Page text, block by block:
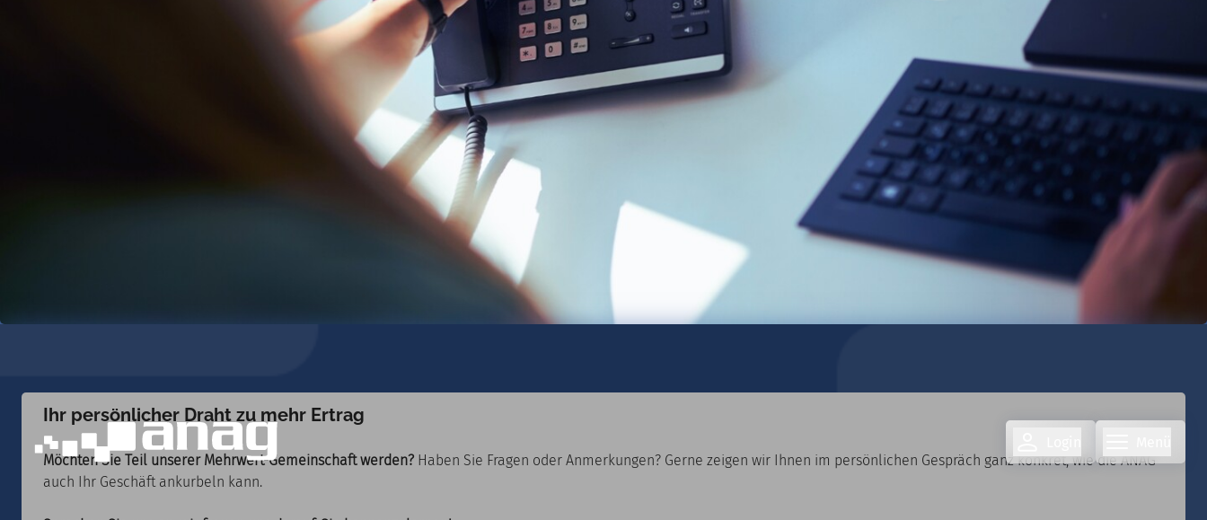
Ihr persönlicher Draht zu mehr Ertrag
Möchten Sie Teil unserer Mehrwert-Gemeinschaft werden? Haben Sie Fragen oder Anmerkungen? Gerne zeigen wir Ihnen im persönlichen Gespräch ganz konkret, wie die ANAG
auch Ihr Geschäft ankurbeln kann.